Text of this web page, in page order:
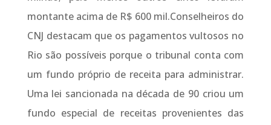
montante acima de R$ 600 mil.Conselheiros do
CNJ destacam que os pagamentos vultosos no
Rio são possíveis porque o tribunal conta com
um fundo próprio de receita para administrar.
Uma lei sancionada na década de 90 criou um
fundo especial de receitas provenientes das